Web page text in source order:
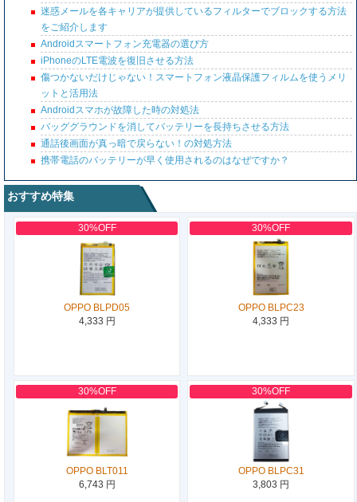
迷惑メールを各キャリアが提供しているフィルターでブロックする方法
をご紹介します
Androidスマートフォン充電器の選び方
iPhoneのLTE電波を復旧させる方法
傷つかないだけじゃない！スマートフォン液晶保護フィルムを使うメリ
ットと活用法
Androidスマホが故障した時の対処法
バッググラウンドを消してバッテリーを長持ちさせる方法
通話後画面が真っ暗で戻らない！の対処方法
携帯電話のバッテリーが早く使用されるのはなぜですか？
おすすめ特集
30%OFF
OPPO BLPD05
4,333 円
30%OFF
OPPO BLPC23
4,333 円
30%OFF
OPPO BLT011
6,743 円
30%OFF
OPPO BLPC31
3,803 円